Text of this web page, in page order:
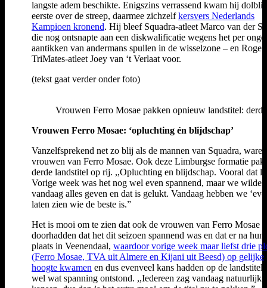
langste adem beschikte. Enigszins verrassend kwam hij dolblij
eerste over de streep, daarmee zichzelfkersvers Nederlands
Kampioen kronend. Hij bleef Squadra-atleet Marco van der
die nog ontsnapte aan een diskwalificatie wegens het per
aantikken van andermans spullen in de wisselzone – en
TriMates-atleet Joey van ‘t Verlaat voor.
(tekst gaat verder onder foto)
Vrouwen Ferro Mosae pakken opnieuw landstitel:
Vrouwen Ferro Mosae: ‘opluchting én blijdschap’
Vanzelfsprekend net zo blij als de mannen van Squadra,
vrouwen van Ferro Mosae. Ook deze Limburgse formatie
derde landstitel op rij. ,,Opluchting en blijdschap. Vooral dat
Vorige week was het nog wel even spannend, maar we wilden
vandaag alles geven en dat is gelukt. Vandaag hebben we
laten zien wie de beste is.”
Het is mooi om te zien dat ook de vrouwen van Ferro Mosae
doorhadden dat het dit seizoen spannend was en dat er na
plaats in Veenendaal, waardoor vorige week maar liefst drie
(Ferro Mosae, TVA uit Almere en Kijani uit Beesd) op gelijke
hoogte kwamen en dus evenveel kans hadden op de landstitel,
wel wat spanning ontstond. ,,Iedereen zag vandaag natuurlijk